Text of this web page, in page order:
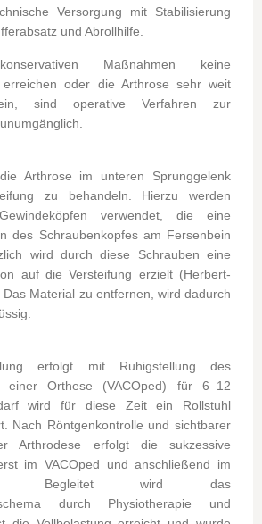
Versorgung mit Stabilisierung
und Abrollhilfe.
Maßnahmen keine
erreichen oder die Arthrose sehr weit
sind operative Verfahren zur
Arthrose im unteren Sprunggelenk
zu behandeln. Hierzu werden
verwendet, die eine
des Schraubenkopfes am Fersenbein
wird durch diese Schrauben eine
auf die Versteifung erzielt (Herbert-
Material zu entfernen, wird dadurch
erfolgt mit Ruhigstellung des
einer Orthese (VACOped) für 6‒12
wird für diese Zeit ein Rollstuhl
Nach Röntgenkontrolle und sichtbarer
Arthrodese erfolgt die sukzessive
im VACOped und anschließend im
Begleitet wird das
durch Physiotherapie und